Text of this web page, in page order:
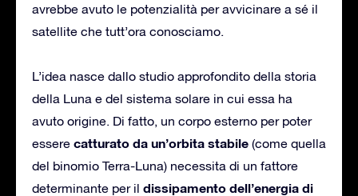
avrebbe avuto le potenzialità per avvicinare a sé il
satellite che tutt’ora conosciamo.
L’idea nasce dallo studio approfondito della storia
della Luna e del sistema solare in cui essa ha
avuto origine. Di fatto, un corpo esterno per poter
essere catturato da un’orbita stabile (come quella
del binomio Terra-Luna) necessita di un fattore
determinante per il dissipamento dell’energia di